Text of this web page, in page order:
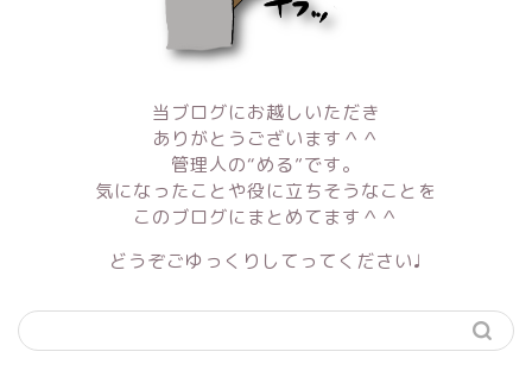
当ブログにお越しいただき
ありがとうございます＾＾
管理人の“める”です。
気になったことや役に立ちそうなことを
このブログにまとめてます＾＾
どうぞごゆっくりしてってください♩